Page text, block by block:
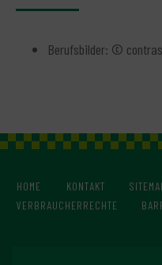
Berufsbilder: ©
HOME KONTAKT
VERBRAUCHERRECHTE